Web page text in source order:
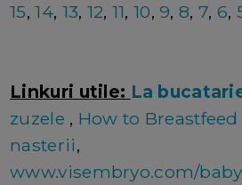
15,14, 13, 12, 11, 10,9,8, 7, 6,
Linkuri utile: La
zuzele , How to Breastfeed
nasterii,
www.visembryo.com/